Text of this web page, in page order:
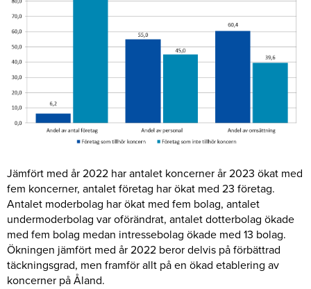
Jämfört med år 2022 har antalet koncerner år 2023 ökat med
fem koncerner, antalet företag har ökat med 23 företag.
Antalet moderbolag har ökat med fem bolag, antalet
undermoderbolag var oförändrat, antalet dotterbolag ökade
med fem bolag medan intressebolag ökade med 13 bolag.
Ökningen jämfört med år 2022 beror delvis på förbättrad
täckningsgrad, men framför allt på en ökad etablering av
koncerner på Åland.